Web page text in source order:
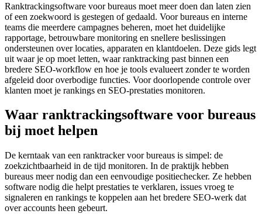
Ranktrackingsoftware voor bureaus moet meer doen dan laten zien
of een zoekwoord is gestegen of gedaald. Voor bureaus en interne
teams die meerdere campagnes beheren, moet het duidelijke
rapportage, betrouwbare monitoring en snellere beslissingen
ondersteunen over locaties, apparaten en klantdoelen. Deze gids legt
uit waar je op moet letten, waar ranktracking past binnen een
bredere SEO‑workflow en hoe je tools evalueert zonder te worden
afgeleid door overbodige functies. Voor doorlopende controle over
klanten moet je rankings en SEO‑prestaties monitoren.
Waar ranktrackingsoftware voor bureaus
bij moet helpen
De kerntaak van een ranktracker voor bureaus is simpel: de
zoekzichtbaarheid in de tijd monitoren. In de praktijk hebben
bureaus meer nodig dan een eenvoudige positiechecker. Ze hebben
software nodig die helpt prestaties te verklaren, issues vroeg te
signaleren en rankings te koppelen aan het bredere SEO‑werk dat
over accounts heen gebeurt.